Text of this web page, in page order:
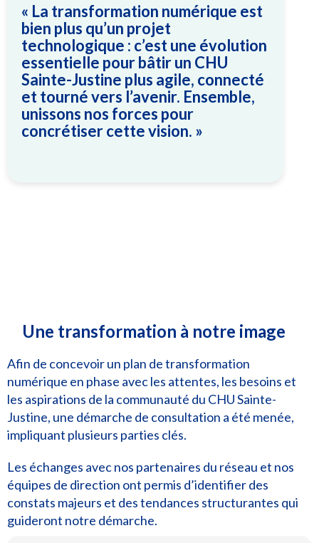
« La transformation numérique est
bien plus qu’un projet
technologique : c’est une évolution
essentielle pour bâtir un CHU
Sainte-Justine plus agile, connecté
et tourné vers l’avenir. Ensemble,
unissons nos forces pour
concrétiser cette vision. »
Une transformation à notre image
Afin de concevoir un plan de transformation
numérique en phase avec les attentes, les besoins et
les aspirations de la communauté du CHU Sainte-
Justine, une démarche de consultation a été menée,
impliquant plusieurs parties clés.
Les échanges avec nos partenaires du réseau et nos
équipes de direction ont permis d’identifier des
constats majeurs et des tendances structurantes qui
guideront notre démarche.